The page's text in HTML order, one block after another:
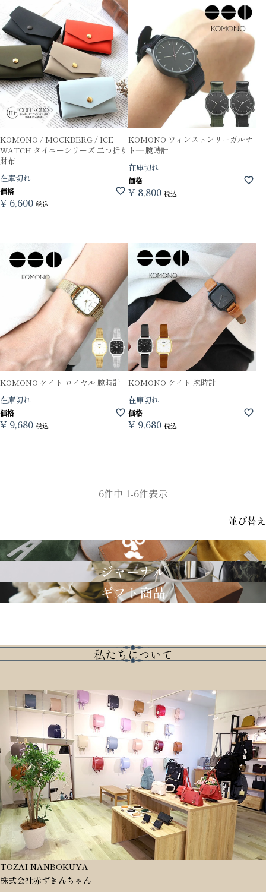
KOMONO / MOCKBERG / ICE-
WATCH タイニーシリーズ 二つ折り
財布
在庫切れ
価格
¥ 6,600 税込
KOMONO ウィンストンリーガルナ
ト― 腕時計
在庫切れ
価格
¥ 8,800 税込
KOMONO ケイト ロイヤル 腕時計
在庫切れ
価格
¥ 9,680 税込
KOMONO ケイト 腕時計
在庫切れ
価格
¥ 9,680 税込
並び替え
6件中 1-6件表示
GRIMM LAB
ジャーナル
ギフト商品
私たちについて
TOZAI NANBOKUYA
株式会社赤ずきんちゃん